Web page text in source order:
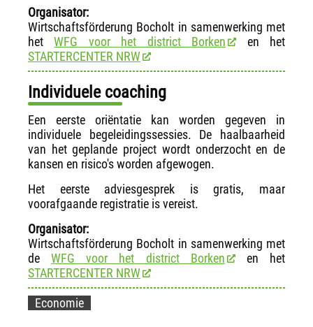
Organisator:
Wirtschaftsförderung Bocholt in samenwerking met
hetWFG voor het district Borken
en het
STARTERCENTER NRW
Individuele coaching
Een eerste oriëntatie kan worden gegeven in
individuele begeleidingssessies. De haalbaarheid
van het geplande project wordt onderzocht en de
kansen en risico's worden afgewogen.
Het eerste adviesgesprek is gratis, maar
voorafgaande registratie is vereist.
Organisator:
Wirtschaftsförderung Bocholt in samenwerking met
deWFG voor het district Borken
en het
STARTERCENTER NRW
Economie